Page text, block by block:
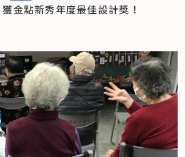
金點新秀年度最佳設計獎！